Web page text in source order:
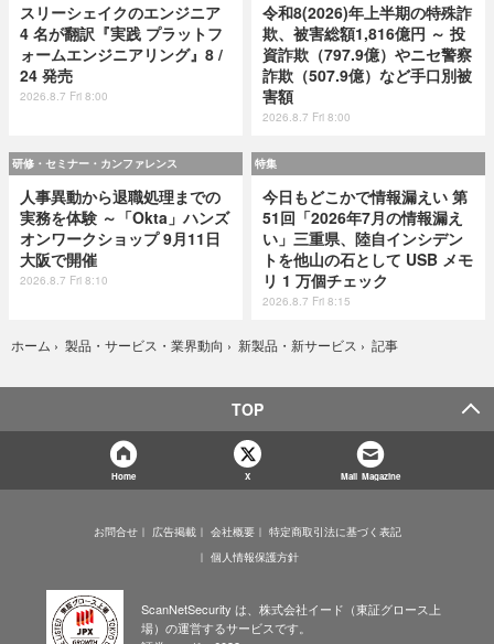
スリーシェイクのエンジニア
4 名が翻訳『実践 プラットフ
ォームエンジニアリング』8 /
24 発売
2026.8.7 Fri 8:00
令和8(2026)年上半期の特殊詐
欺、被害総額1,816億円 ～ 投
資詐欺（797.9億）やニセ警察
詐欺（507.9億）など手口別被
害額
2026.8.7 Fri 8:00
研修・セミナー・カンファレンス
人事異動から退職処理までの
実務を体験 ～「Okta」ハンズ
オンワークショップ 9月11日
大阪で開催
2026.8.7 Fri 8:10
特集
今日もどこかで情報漏えい 第
51回「2026年7月の情報漏え
い」三重県、陸自インシデン
トを他山の石として USB メモ
リ 1 万個チェック
2026.8.7 Fri 8:15
ホーム › 製品・サービス・業界動向 › 新製品・新サービス › 記事
TOP
Home X Mail Magazine
お問合せ 広告掲載 会社概要
特定商取引法に基づく表記
個人情報保護方針
ScanNetSecurity は、株式会社イード（東証グロース上
場）の運営するサービスです。